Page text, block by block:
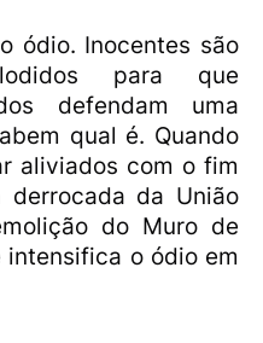
ódio. Inocentes são
para que
defendam uma
qual é. Quando
aliviados com o fim
da União
do Muro de
intensifica o ódio em